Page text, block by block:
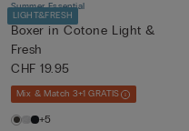
LIGHT&FRESH
Summer Essential
Boxer in Cotone Light &
Fresh
CHF 19.95
Mix & Match 3+1 GRATIS
+5